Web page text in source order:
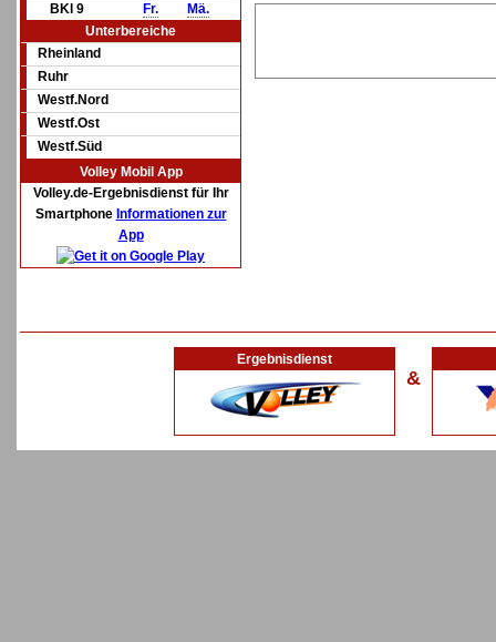
BKl 9
Fr.
Mä.
Unterbereiche
Rheinland
Ruhr
Westf.Nord
Westf.Ost
Westf.Süd
Volley Mobil App
Volley.de-Ergebnisdienst für Ihr
Smartphone Informationen zur
App
Ergebnisdienst
&